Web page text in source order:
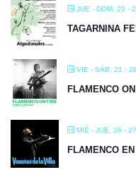
JUE - DOM, 20 -
TAGARNINA
VIE - SÁB, 21 -
FLAMENCO
MIÉ - JUE, 26 -
FLAMENCO